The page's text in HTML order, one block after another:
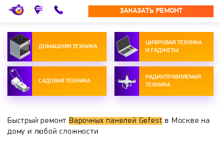
ЗАКАЗАТЬ РЕМОНТ
ДОМАШНЯЯ ТЕХНИКА
ЦИФРОВАЯ ТЕХНИКА
И ГАДЖЕТЫ
САДОВАЯ ТЕХНИКА
РАДИУПРАВЛЯЕМАЯ
ТЕХНИКА
Быстрый ремонт Варочных панелей Gefest в Москве на
дому и любой сложности